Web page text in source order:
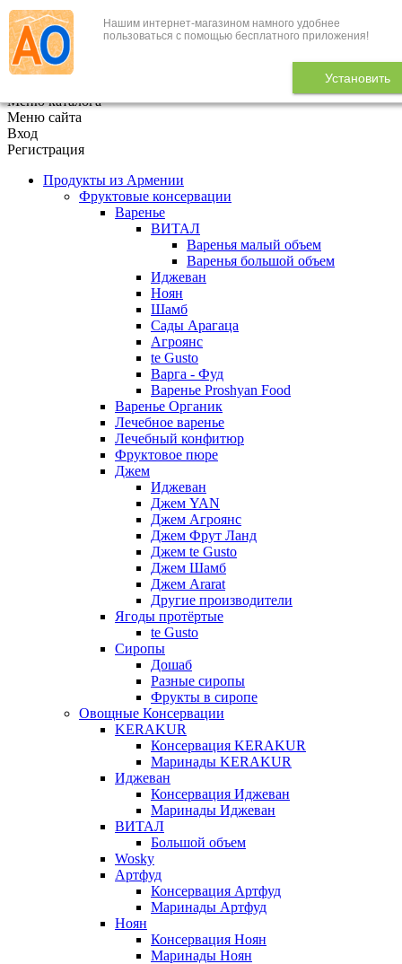
Нашим интернет-магазином намного удобнее
пользоваться с помощью бесплатного приложения!
Установить
+7 (495) 646-888-1
В корзине 0
Меню каталога
Меню сайта
Вход
Регистрация
Продукты из Армении
Фруктовые консервации
Варенье
ВИТАЛ
Варенья малый объем
Варенья большой объем
Иджеван
Ноян
Шамб
Сады Арагаца
Агроянс
te Gusto
Варга - Фуд
Варенье Proshyan Food
Варенье Органик
Лечебное варенье
Лечебный конфитюр
Фруктовое пюре
Джем
Иджеван
Джем YAN
Джем Агроянс
Джем Фрут Ланд
Джем te Gusto
Джем Шамб
Джем Ararat
Другие производители
Ягоды протёртые
te Gusto
Сиропы
Дошаб
Разные сиропы
Фрукты в сиропе
Овощные Консервации
KERAKUR
Консервация KERAKUR
Маринады KERAKUR
Иджеван
Консервация Иджеван
Маринады Иджеван
ВИТАЛ
Большой объем
Wosky
Артфуд
Консервация Артфуд
Маринады Артфуд
Ноян
Консервация Ноян
Маринады Ноян